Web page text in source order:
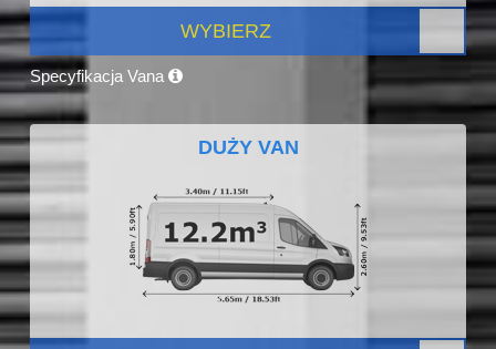
WYBIERZ
Specyfikacja Vana
DUŻY VAN